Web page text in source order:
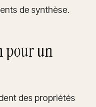
de synthèse.
pour un
des propriétés